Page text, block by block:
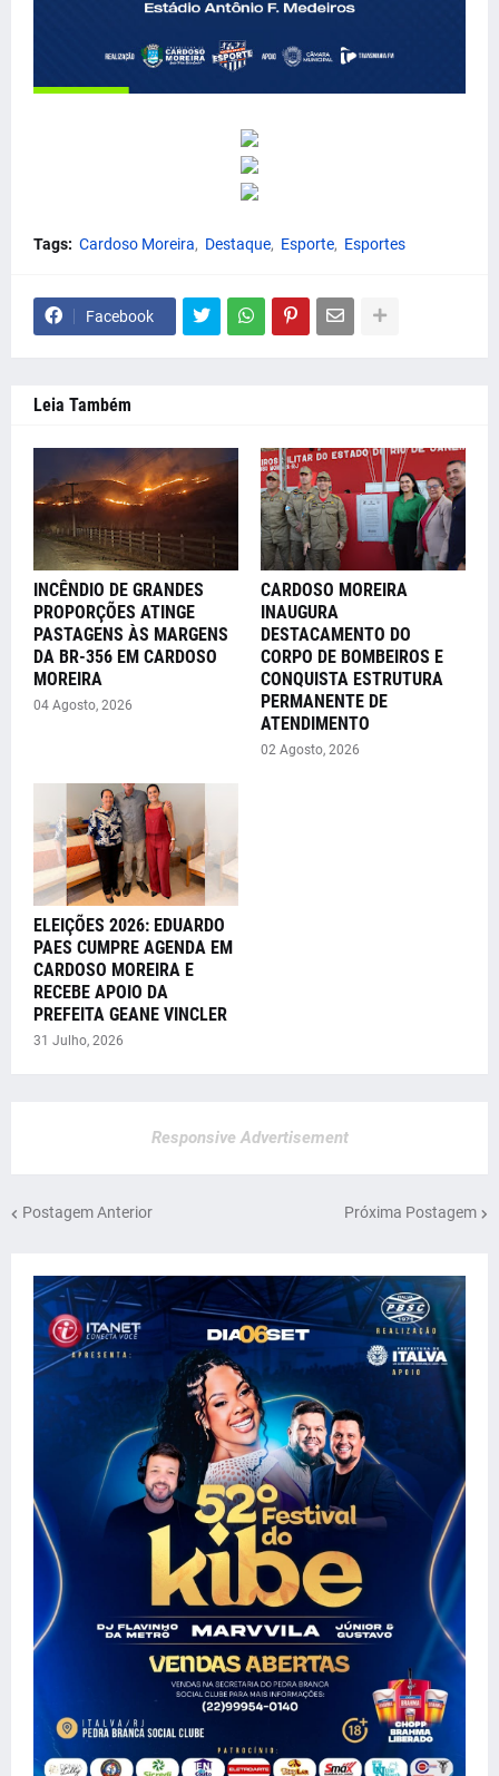
Tags: Cardoso Moreira Destaque Esporte Esportes
Facebook
Leia Também
INCÊNDIO DE GRANDES
PROPORÇÕES ATINGE
PASTAGENS ÀS MARGENS
DA BR-356 EM CARDOSO
MOREIRA
04 Agosto, 2026
CARDOSO MOREIRA
INAUGURA
DESTACAMENTO DO
CORPO DE BOMBEIROS E
CONQUISTA ESTRUTURA
PERMANENTE DE
ATENDIMENTO
02 Agosto, 2026
ELEIÇÕES 2026: EDUARDO
PAES CUMPRE AGENDA EM
CARDOSO MOREIRA E
RECEBE APOIO DA
PREFEITA GEANE VINCLER
31 Julho, 2026
Responsive Advertisement
Postagem Anterior Próxima Postagem